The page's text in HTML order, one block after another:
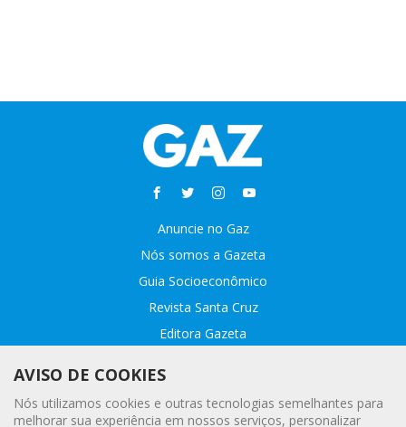
Anuncie no Gaz
Nós somos a Gazeta
Guia Socioeconômico
Revista Santa Cruz
Editora Gazeta
Fale conosco
Webmail
AVISO DE COOKIES
Nós utilizamos cookies e outras tecnologias semelhantes para
melhorar sua experiência em nossos serviços, personalizar